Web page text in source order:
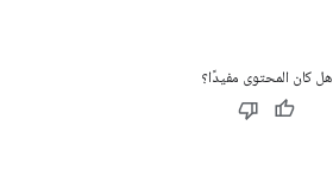
هل كان المحتوى مفيدًا؟